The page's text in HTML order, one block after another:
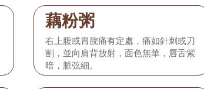
藕粉粥
右上腹或胃脘痛有定處，痛如針刺或刀
割，並向肩背放射，面色無華，唇舌紫
暗，脈弦細。